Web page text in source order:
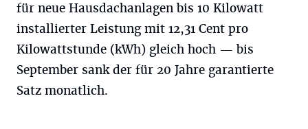
für neue Hausdachanlagen bis 10 Kilowatt
installierter Leistung mit 12,31 Cent pro
Kilowattstunde (kWh) gleich hoch — bis
September sank der für 20 Jahre garantierte
Satz monatlich.